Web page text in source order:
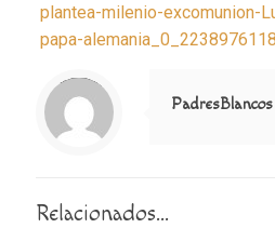
plantea-milenio-excomunion-
papa-
Notice
: Trying to access array offset on value of type null in
/home/misioner/public_html/padresblancos/themes/betheme/includes/content-single.php
on line
286
PadresBlancos
Relacionados...